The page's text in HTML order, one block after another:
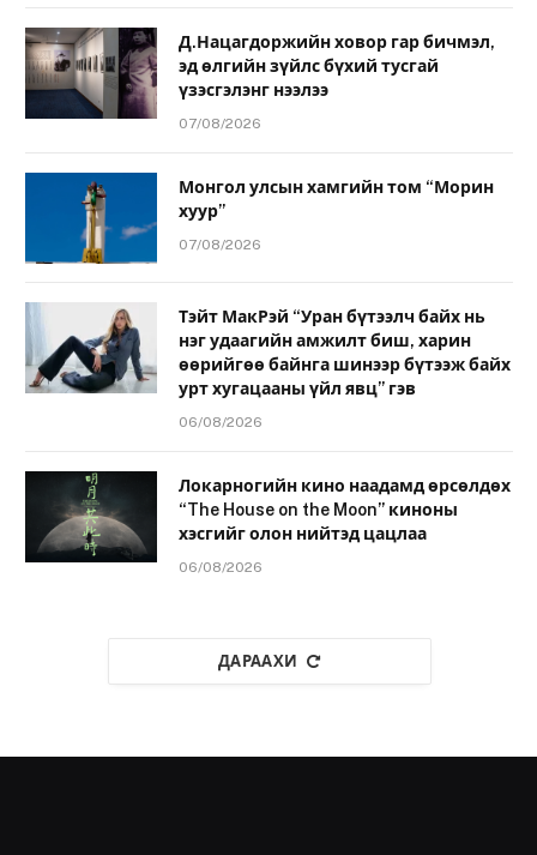
Д.Нацагдоржийн ховор гар бичмэл,
эд өлгийн зүйлс бүхий тусгай
үзэсгэлэнг нээлээ
07/08/2026
Монгол улсын хамгийн том “Морин
хуур”
07/08/2026
Тэйт МакРэй “Уран бүтээлч байх нь
нэг удаагийн амжилт биш, харин
өөрийгөө байнга шинээр бүтээж байх
урт хугацааны үйл явц” гэв
06/08/2026
Локарногийн кино наадамд өрсөлдөх
“The House on the Moon” киноны
хэсгийг олон нийтэд цацлаа
06/08/2026
ДАРААХИ